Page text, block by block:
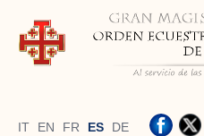
IT EN FR ES DE